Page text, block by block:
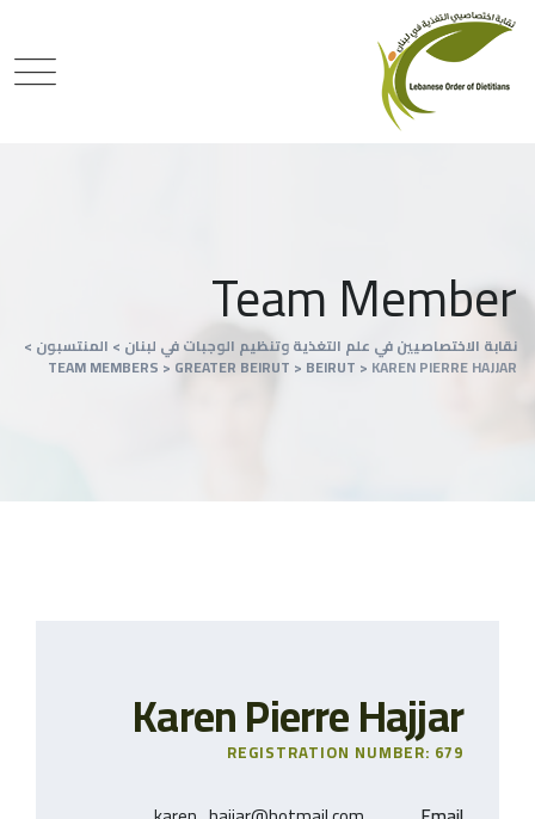
Team Member
نقابة الاختصاصيين في علم التغذية وتنظيم الوجبات في لبنان > المنتسبون >
TEAM MEMBERS > GREATER BEIRUT > BEIRUT > KAREN PIERRE HAJJAR
Karen Pierre Hajjar
REGISTRATION NUMBER: 679